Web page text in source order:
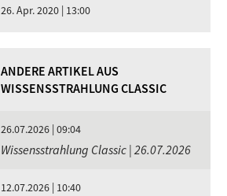
26. Apr. 2020 | 13:00
ANDERE ARTIKEL AUS
WISSENSSTRAHLUNG CLASSIC
26.07.2026 | 09:04
Wissensstrahlung Classic | 26.07.2026
12.07.2026 | 10:40